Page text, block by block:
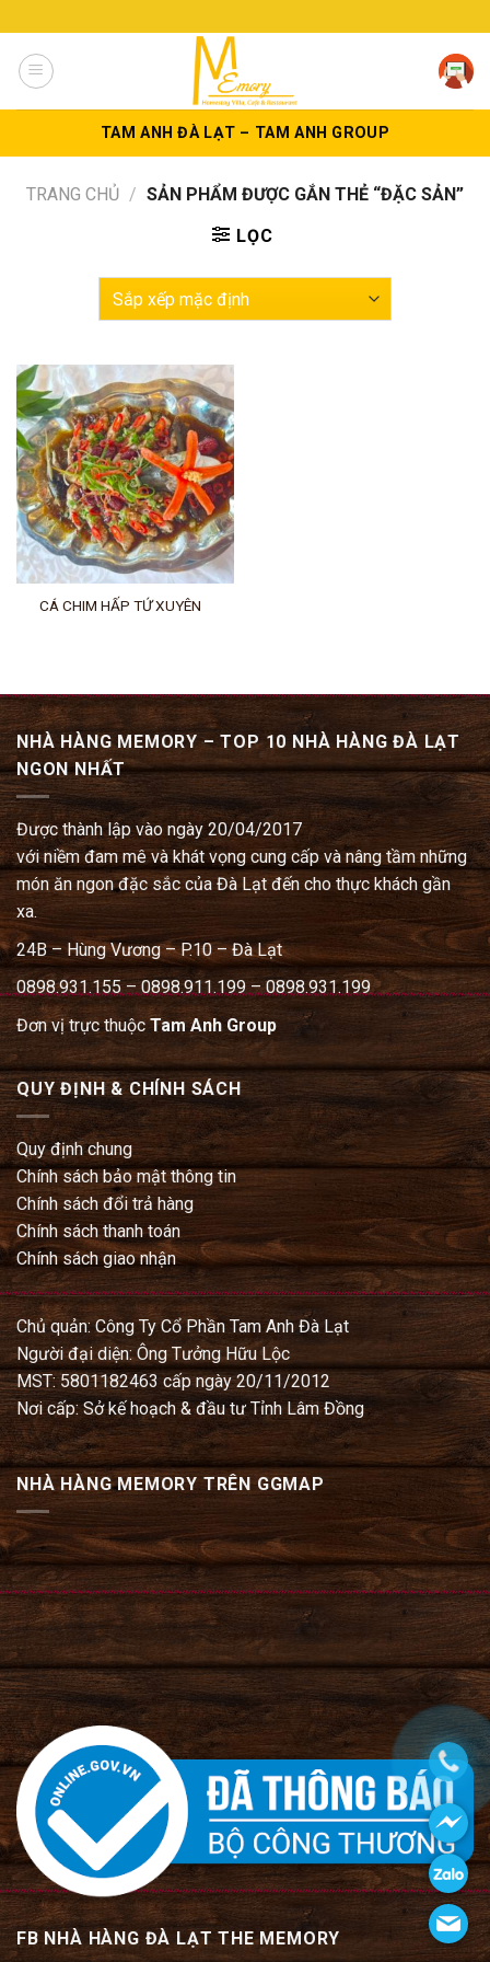
to
content
TAM ANH ĐÀ LẠT – TAM ANH GROUP
TRANG CHỦ / SẢN PHẨM ĐƯỢC GẮN THẺ “ĐẶC SẢN”
LỌC
CÁ CHIM HẤP TỨ XUYÊN
NHÀ HÀNG MEMORY – TOP 10 NHÀ HÀNG ĐÀ LẠT
NGON NHẤT
Được thành lập vào ngày 20/04/2017
với niềm đam mê và khát vọng cung cấp và nâng tầm những
món ăn ngon đặc sắc của Đà Lạt đến cho thực khách gần
xa.
24B – Hùng Vương – P.10 – Đà Lạt
0898.931.155 – 0898.911.199 – 0898.931.199
Đơn vị trực thuộcTam Anh Group
QUY ĐỊNH & CHÍNH SÁCH
Quy định chung
Chính sách bảo mật thông tin
Chính sách đổi trả hàng
Chính sách thanh toán
Chính sách giao nhận
Chủ quản: Công Ty Cổ Phần Tam Anh Đà Lạt
Người đại diện: Ông Tưởng Hữu Lộc
MST: 5801182463 cấp ngày 20/11/2012
Nơi cấp: Sở kế hoạch & đầu tư Tỉnh Lâm Đồng
NHÀ HÀNG MEMORY TRÊN GGMAP
FB NHÀ HÀNG ĐÀ LẠT THE MEMORY